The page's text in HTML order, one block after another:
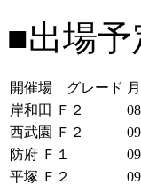
■出場予
開催場 グレード
岸和田 Ｆ２
西武園 Ｆ２
防府 Ｆ１
平塚 Ｆ２